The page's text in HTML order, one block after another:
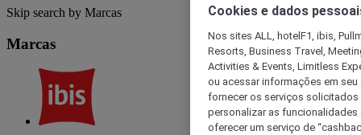
Skip search by Marcas
Marcas
Cookies e dados
Nos sites ALL, hotelF1, ibis,
Resorts, Business Travel,
Activities & Events, Limitless
ou acessar informações em
fornecer os serviços solicitados
personalizar as
oferecer um serviço de